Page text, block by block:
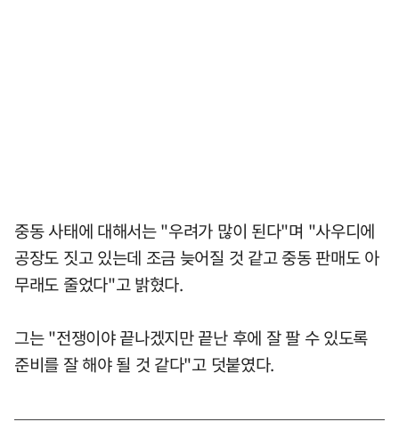
중동 사태에 대해서는 "우려가 많이 된다"며 "사우디에
공장도 짓고 있는데 조금 늦어질 것 같고 중동 판매도 아
무래도 줄었다"고 밝혔다.
그는 "전쟁이야 끝나겠지만 끝난 후에 잘 팔 수 있도록
준비를 잘 해야 될 것 같다"고 덧붙였다.